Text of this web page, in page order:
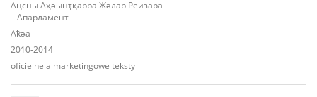
Аԥсны Аҳәынҭқарра Жәлар Реизара
– Апарламент
Aҟәа
2010-2014
oficielne a marketingowe teksty